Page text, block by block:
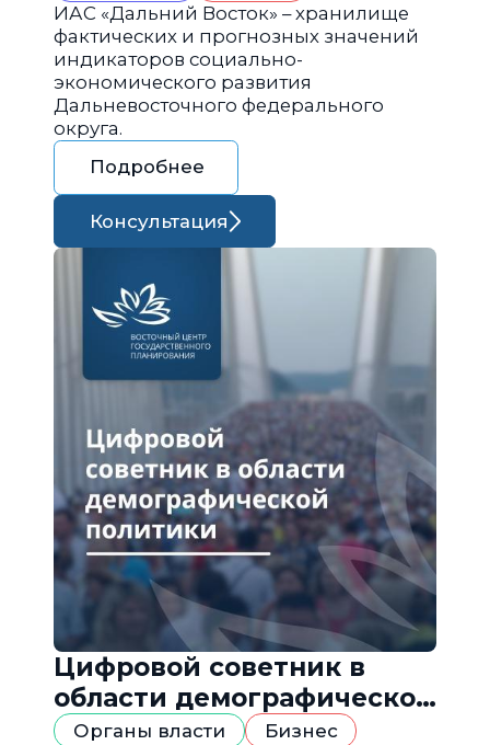
ИАС «Дальний Восток» – хранилище
фактических и прогнозных значений
индикаторов социально-
экономического развития
Дальневосточного федерального
округа.
Подробнее
Консультация
Цифровой советник в
области демографической
политики
Органы власти
Бизнес